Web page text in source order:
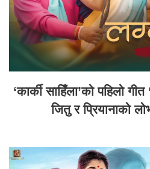
‘कार्की साहिँला’को पहिलो
जितु र प्रियानाको